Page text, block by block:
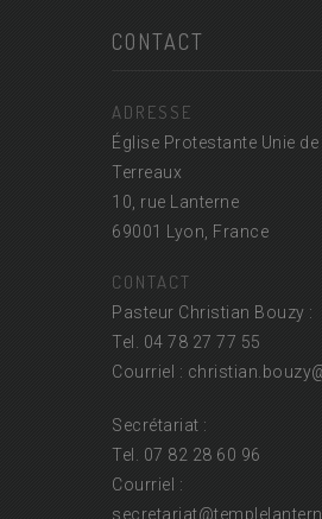
CONTACT
ADRESSE
Église Protestante Unie de
Terreaux
10, rue Lanterne
69001 Lyon, France
CONTACT
Pasteur Christian Bouzy :
Tel. 04 78 27 77 55
Courriel :
Secrétariat :
Tel. 07 82 28 60 96
Courriel :
secretariat@